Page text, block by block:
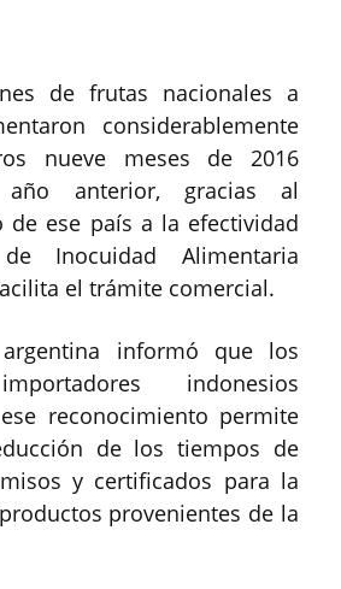
de frutas nacionales a
considerablemente
nueve meses de 2016
anterior, gracias al
de ese país a la efectividad
Inocuidad Alimentaria
el trámite comercial.
informó que los
indonesios
reconocimiento permite
de los tiempos de
y certificados para la
provenientes de la